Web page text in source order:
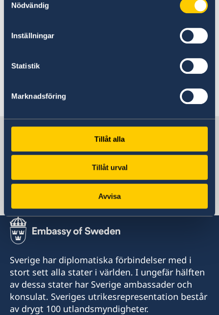
Nödvändig
Inställningar
Statistik
Marknadsföring
Tillåt alla
Tillåt urval
Avvisa
Kontrollera pass och visum
Här finns grundläggande information som
dessutom ytterligare villkor. Kontakta ansvarig
Sverige i Albanien
Sveriges ambassad
Albanien, Tirana
Sverige har diplomatiska förbindelser med i
stort sett alla stater i världen. I ungefär hälften
av dessa stater har Sverige ambassader och
konsulat. Sveriges utrikesrepresentation består
av drygt 100 utlandsmyndigheter.